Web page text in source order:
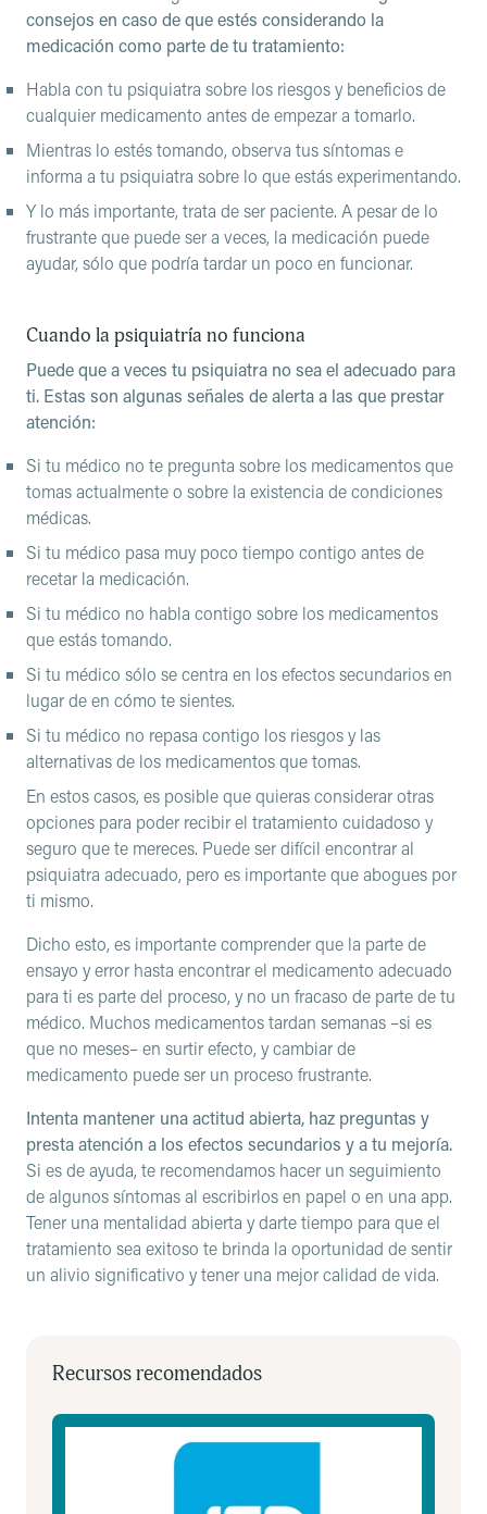
consejos en caso de que estés considerando la
medicación como parte de tu tratamiento:
Habla con tu psiquiatra sobre los riesgos y beneficios de
cualquier medicamento antes de empezar a tomarlo.
Mientras lo estés tomando, observa tus síntomas e
informa a tu psiquiatra sobre lo que estás experimentando.
Y lo más importante, trata de ser paciente. A pesar de lo
frustrante que puede ser a veces, la medicación puede
ayudar, sólo que podría tardar un poco en funcionar.
Cuando la psiquiatría no funciona
Puede que a veces tu psiquiatra no sea el adecuado para
ti. Estas son algunas señales de alerta a las que prestar
atención:
Si tu médico no te pregunta sobre los medicamentos que
tomas actualmente o sobre la existencia de condiciones
médicas.
Si tu médico pasa muy poco tiempo contigo antes de
recetar la medicación.
Si tu médico no habla contigo sobre los medicamentos
que estás tomando.
Si tu médico sólo se centra en los efectos secundarios en
lugar de en cómo te sientes.
Si tu médico no repasa contigo los riesgos y las
alternativas de los medicamentos que tomas.
En estos casos, es posible que quieras considerar otras
opciones para poder recibir el tratamiento cuidadoso y
seguro que te mereces. Puede ser difícil encontrar al
psiquiatra adecuado, pero es importante que abogues por
ti mismo.
Dicho esto, es importante comprender que la parte de
ensayo y error hasta encontrar el medicamento adecuado
para ti es parte del proceso, y no un fracaso de parte de tu
médico. Muchos medicamentos tardan semanas –si es
que no meses– en surtir efecto, y cambiar de
medicamento puede ser un proceso frustrante.
Intenta mantener una actitud abierta, haz preguntas y
presta atención a los efectos secundarios y a tu mejoría.
Si es de ayuda, te recomendamos hacer un seguimiento
de algunos síntomas al escribirlos en papel o en una app.
Tener una mentalidad abierta y darte tiempo para que el
tratamiento sea exitoso te brinda la oportunidad de sentir
un alivio significativo y tener una mejor calidad de vida.
Recursos recomendados
Cómo encontrar un terapeuta que comparta tus